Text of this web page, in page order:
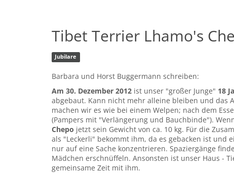
Tibet Terrier Lhamo's
Jubilare
Barbara und Horst Buggermann schreiben:
Am 30. Dezember 2012 ist unser "großer Junge" 18
abgebaut. Kann nicht mehr alleine bleiben und das
machen wir es wie bei einem Welpen; nach dem
(Pampers mit "Verlängerung und Bauchbinde").
Chepo jetzt sein Gewicht von ca. 10 kg. Für die
als "Leckerli" bekommt ihm, da es gebacken ist und
nur auf eine Sache konzentrieren. Spaziergänge
Mädchen erschnüffeln. Ansonsten ist unser Haus -
gemeinsame Zeit mit ihm.